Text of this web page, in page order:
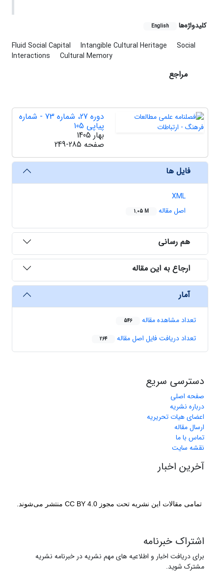
کلیدواژه‌ها English
Fluid Social Capital Intangible Cultural Heritage
Social
Interactions
Cultural Memory
مراجع
دوره 27، شماره 73 - شماره
پیاپی 105
بهار 1405
صفحه 249-285
فایل ها
XML
اصل مقاله
1.05 M
هم رسانی
ارجاع به این مقاله
آمار
تعداد مشاهده مقاله 546
تعداد دریافت فایل اصل مقاله 264
دسترسی سریع
صفحه اصلی
درباره نشریه
اعضای هیات تحریریه
ارسال مقاله
تماس با ما
نقشه سایت
آخرین اخبار
تمامی مقالات این نشریه تحت مجوز CC BY 4.0 منتشر می‌شوند.
اشتراک خبرنامه
برای دریافت اخبار و اطلاعیه های مهم نشریه در خبرنامه نشریه
مشترک شوید.